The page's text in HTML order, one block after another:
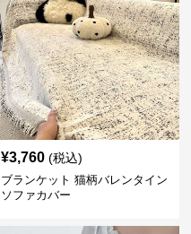
¥3,760 (税込)
ブランケット 猫柄バレンタイン
ソファカバー